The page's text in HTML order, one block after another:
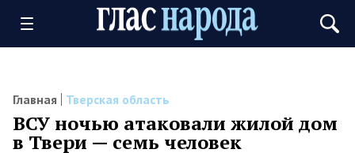
Главная Тверская область
ВСУ ночью атаковали жилой дом
в Твери — семь человек